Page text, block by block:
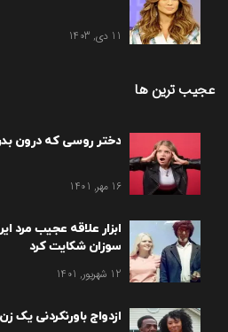
11 دی, 1403
عجیب ترین ها
دختر روسی که درون
16 مهر, 1401
ابزار علاقه عجیب مرد
سوزان شکایت کرد
12 شهریور, 1401
ازدواج باورنکردنی یک